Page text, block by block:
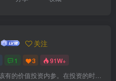
关注
1 3 91W+
每个炒股人都应该有的价值投资内参。在投资的时候，我们把自己看成是企业分析师——而不是市场分析师，也不是宏观经济分析师，更不是证券分析师。